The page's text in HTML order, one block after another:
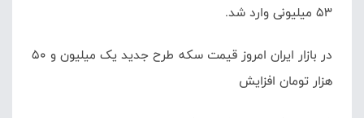
۵۳ میلیونی وارد شد.
در بازار ایران امروز قیمت سکه طرح جدید یک میلیون و ۵۰
هزار تومان افزایش